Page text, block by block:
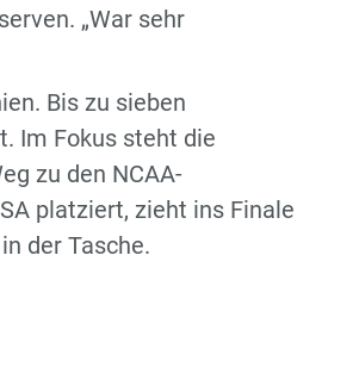
„War sehr
Bis zu sieben
Im Fokus steht die
zu den NCAA-
platziert, zieht ins Finale
der Tasche.